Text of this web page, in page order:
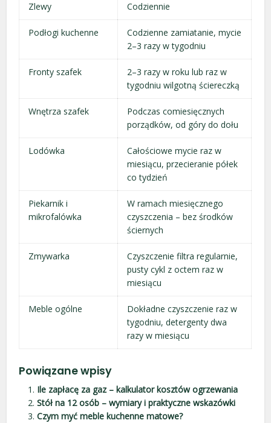
Zlewy Codziennie
Podłogi kuchenne
Codzienne zamiatanie, mycie
2–3 razy w tygodniu
Fronty szafek
2–3 razy w roku lub raz w
tygodniu wilgotną ściereczką
Wnętrza szafek
Podczas comiesięcznych
porządków, od góry do dołu
Lodówka
Całościowe mycie raz w
miesiącu, przecieranie półek
co tydzień
Piekarnik i
mikrofalówka
W ramach miesięcznego
czyszczenia – bez środków
ściernych
Zmywarka
Czyszczenie filtra regularnie,
pusty cykl z octem raz w
miesiącu
Meble ogólne
Dokładne czyszczenie raz w
tygodniu, detergenty dwa
razy w miesiącu
Powiązane wpisy
Ile zapłacę za gaz – kalkulator kosztów ogrzewania
Stół na 12 osób – wymiary i praktyczne wskazówki
Czym myć meble kuchenne matowe?